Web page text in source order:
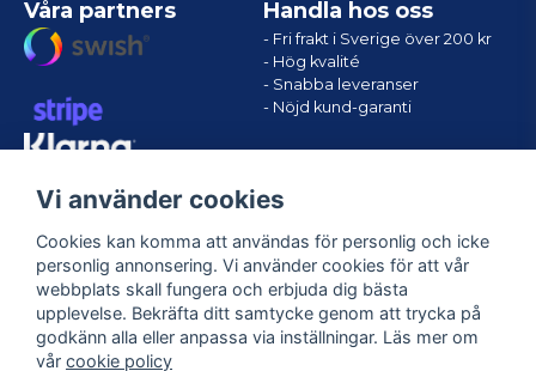
Våra partners Handla hos oss
- Fri frakt i Sverige över 200 kr
- Hög kvalité
- Snabba leveranser
- Nöjd kund-garanti
Följ oss
Vi använder cookies
Cookies kan komma att användas för personlig och icke
personlig annonsering. Vi använder cookies för att vår
webbplats skall fungera och erbjuda dig bästa
upplevelse. Bekräfta ditt samtycke genom att trycka på
godkänn alla eller anpassa via inställningar. Läs mer om
vår cookie policy